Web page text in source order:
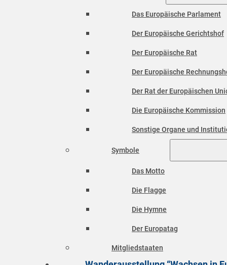
Das Europäische Parlament
Der Europäische Gerichtshof
Der Europäische Rat
Der Europäische
Der Rat der Europäischen
Die Europäische Kommission
Sonstige Organe und
Symbole
Das Motto
Die Flagge
Die Hymne
Der Europatag
Mitgliedstaaten